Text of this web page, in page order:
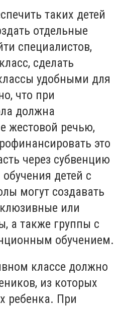
таких детей
отдельные
специалистов,
сделать
удобными для
что при
должна
жестовой речью,
это
через субвенцию
детей с
могут создавать
или
а также группы с
обучением.
классе должно
из которых
ребенка. При